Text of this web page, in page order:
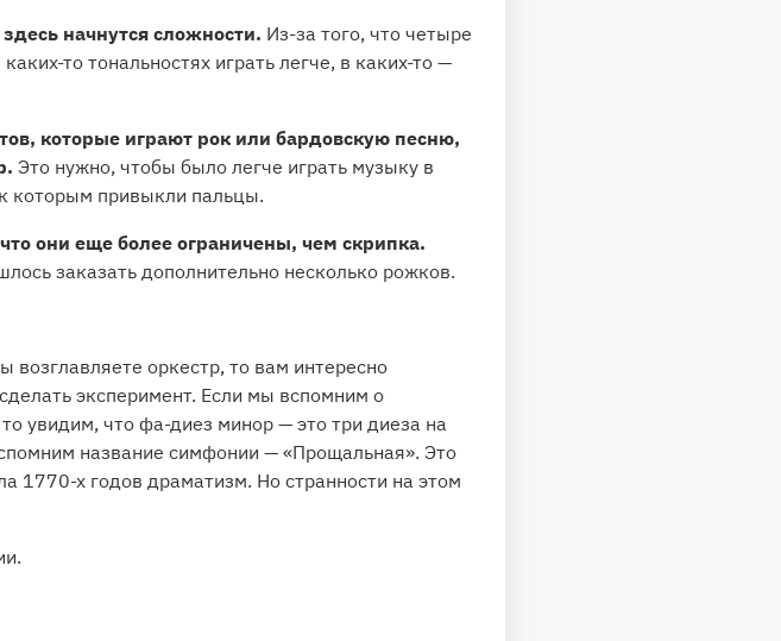
начнутся сложности. Из-за того, что четыре
то тональностях играть легче, в каких-то —
которые играют рок или бардовскую песню,
Это нужно, чтобы было легче играть музыку в
которым привыкли пальцы.
они еще более ограничены, чем скрипка.
заказать дополнительно несколько рожков.
возглавляете оркестр, то вам интересно
эксперимент. Если мы вспомним о
увидим, что фа-диез минор — это три диеза на
название симфонии — «Прощальная». Это
1770-х годов драматизм. Но странности на этом